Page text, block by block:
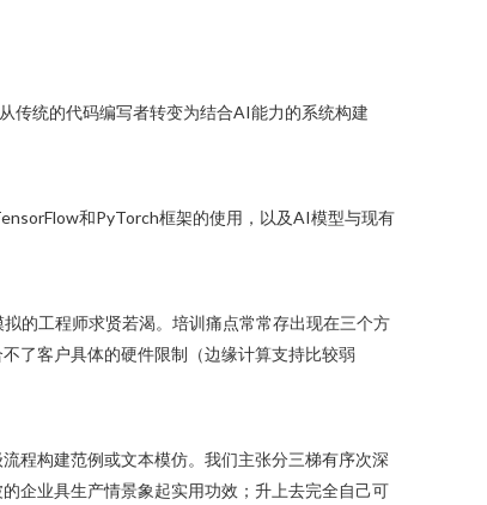
传统的代码编写者转变为结合AI能力的系统构建
和PyTorch框架的使用，以及AI模型与现有
的工程师求贤若渴。培训痛点常常存出现在三个方
了客户具体的硬件限制（边缘计算支持比较弱
程构建范例或文本模仿。我们主张分三梯有序次深
企业具生产情景象起实用功效；升上去完全自己可